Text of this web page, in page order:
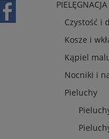
Czystość i
Kosze i
Kąpiel
Nocniki i
Pieluchy